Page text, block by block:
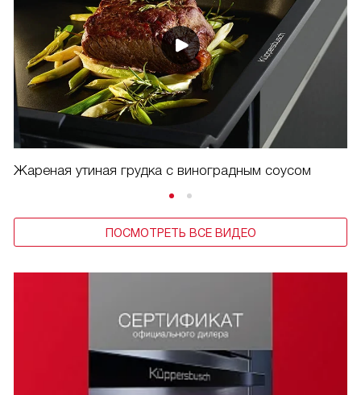
Жареная утиная грудка с виноградным соусом
ПОСМОТРЕТЬ ВСЕ ВИДЕО